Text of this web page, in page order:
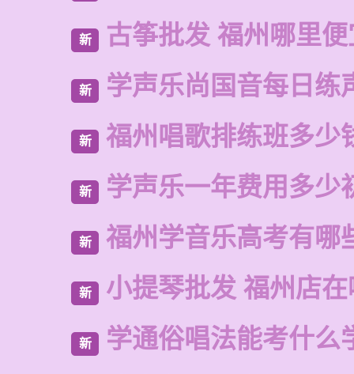
新 古筝批发 福州哪里便
新 学声乐尚国音每日练
新 福州唱歌排练班多少
新 学声乐一年费用多少
新 福州学音乐高考有哪
新 小提琴批发 福州店
新 学通俗唱法能考什么